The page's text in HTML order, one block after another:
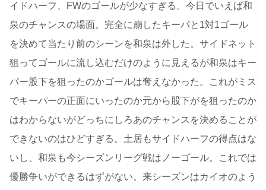
イドハーフ、FWのゴールが少なすぎる。今日でいえば和
泉のチャンスの場面。完全に崩したキーパと1対1ゴール
を決めて当たり前のシーンを和泉は外した。サイドネット
狙ってゴールに流し込むだけのように見えるが和泉はキー
パー股下を狙ったのかゴールは奪えなかった。これがミス
でキーパーの正面にいったのか元から股下がを狙ったのか
はわからないがどっちにしろあのチャンスを決めることが
できないのはひどすぎる。土居もサイドハーフの得点はな
いし、和泉も今シーズンリーグ戦はノーゴール。これでは
優勝争いができるはずがない。来シーズンはカイオのよう